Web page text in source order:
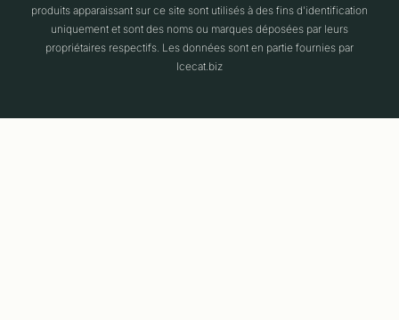
produits apparaissant sur ce site sont utilisés à des fins d'identification
uniquement et sont des noms ou marques déposées par leurs
propriétaires respectifs. Les données sont en partie fournies par
Icecat.biz